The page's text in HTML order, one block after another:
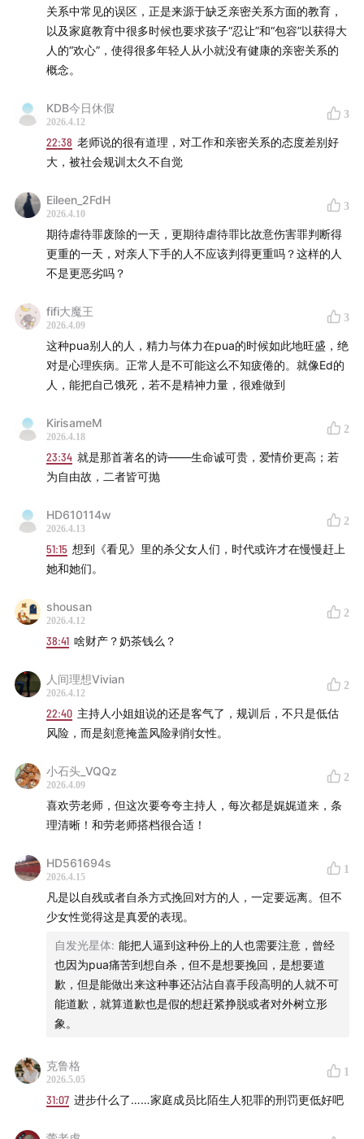
关系中常见的误区，正是来源于缺乏亲密关系方面的教育，
以及家庭教育中很多时候也要求孩子“忍让”和“包容”以获得大
人的“欢心”，使得很多年轻人从小就没有健康的亲密关系的
概念。
KDB今日休假
2026.4.12
3
22:38 老师说的很有道理，对工作和亲密关系的态度差别好
大，被社会规训太久不自觉
Eileen_2FdH
2026.4.10
3
期待虐待罪废除的一天，更期待虐待罪比故意伤害罪判断得
更重的一天，对亲人下手的人不应该判得更重吗？这样的人
不是更恶劣吗？
fifi大魔王
2026.4.09
3
这种pua别人的人，精力与体力在pua的时候如此地旺盛，绝
对是心理疾病。正常人是不可能这么不知疲倦的。就像Ed的
人，能把自己饿死，若不是精神力量，很难做到
KirisameM
2026.4.18
2
23:34 就是那首著名的诗——生命诚可贵，爱情价更高；若
为自由故，二者皆可抛
HD610114w
2026.4.13
2
51:15 想到《看见》里的杀父女人们，时代或许才在慢慢赶上
她和她们。
shousan
2026.4.12
2
38:41 啥财产？奶茶钱么？
人间理想Vivian
2026.4.12
2
22:40 主持人小姐姐说的还是客气了，规训后，不只是低估
风险，而是刻意掩盖风险剥削女性。
小石头_VQQz
2026.4.09
2
喜欢劳老师，但这次要夸夸主持人，每次都是娓娓道来，条
理清晰！和劳老师搭档很合适！
HD561694s
2026.4.15
1
凡是以自残或者自杀方式挽回对方的人，一定要远离。但不
少女性觉得这是真爱的表现。
自发光星体: 能把人逼到这种份上的人也需要注意，曾经
也因为pua痛苦到想自杀，但不是想要挽回，是想要道
歉，但是能做出来这种事还沾沾自喜手段高明的人就不可
能道歉，就算道歉也是假的想赶紧挣脱或者对外树立形
象。
克鲁格
2026.5.05
1
31:07 进步什么了……家庭成员比陌生人犯罪的刑罚更低好吧